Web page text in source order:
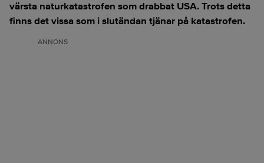
värsta naturkatastrofen som drabbat USA. Trots detta
finns det vissa som i slutändan tjänar på katastrofen.
ANNONS